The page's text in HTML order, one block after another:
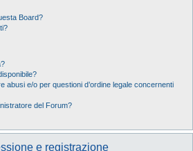
Board?
abusi e/o per questioni d’ordine legale concernenti
del Forum?
e registrazione